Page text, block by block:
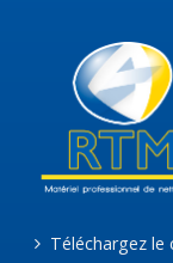
Téléchargez le